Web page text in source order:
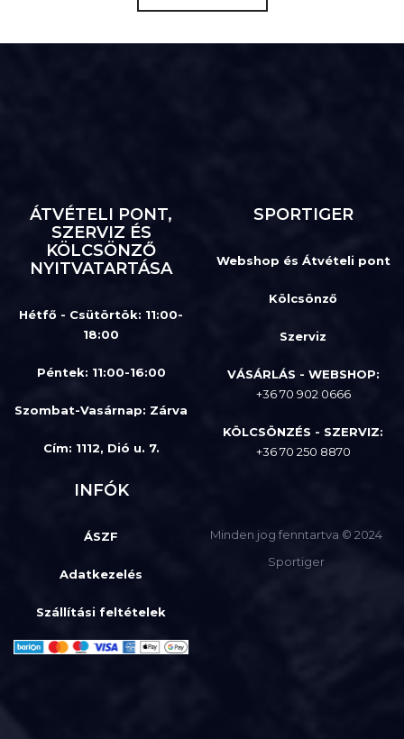
ÁTVÉTELI PONT,
SZERVIZ ÉS
KÖLCSÖNZŐ
NYITVATARTÁSA
Hétfő - Csütörtök: 11:00-
18:00
Péntek: 11:00-16:00
Szombat-Vasárnap: Zárva
Cím: 1112, Dió u. 7.
SPORTIGER
Webshop és Átvételi pont
Kölcsönző
Szerviz
VÁSÁRLÁS - WEBSHOP:
+36 70 902 0666
KÖLCSÖNZÉS - SZERVIZ:
+36 70 250 8870
INFÓK
ÁSZF
Adatkezelés
Szállítási feltételek
Minden jog fenntartva © 2024
Sportiger